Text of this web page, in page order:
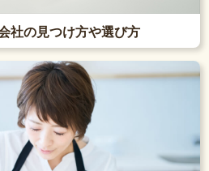
社の見つけ方や選び方